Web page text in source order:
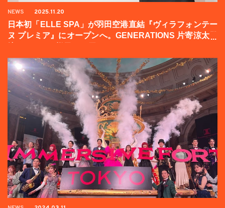
NEWS 2025.11.20
日本初「ELLE SPA」が羽田空港直結『ヴィラフォンテー
ヌ プレミア』にオープンへ。GENERATIONS 片寄涼太登